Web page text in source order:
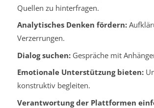
Quellen zu hinterfragen.
Analytisches Denken fördern:
Verzerrungen.
Dialog suchen:Gespräche mit
Emotionale Unterstützung bieten:
konstruktiv begleiten.
Verantwortung der Plattformen